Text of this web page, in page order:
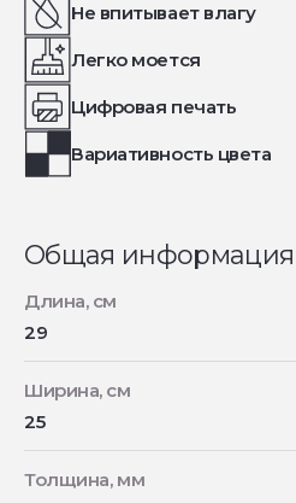
Не впитывает влагу
Легко моется
Цифровая печать
Вариативность цвета
Общая информация
Длина, см
29
Ширина, см
25
Толщина, мм